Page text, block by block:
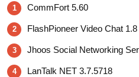
1 CommFort 5.60
2 FlashPioneer Video Chat 1.8
3 Jhoos Social Networking
4 LanTalk NET 3.7.5718